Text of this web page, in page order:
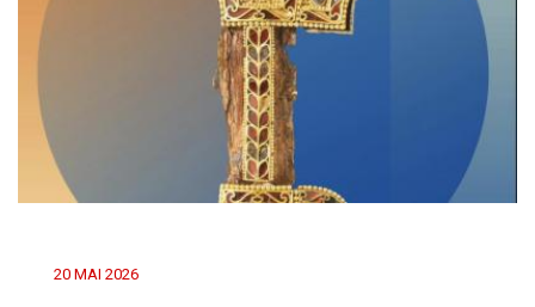
20 MAI 2026